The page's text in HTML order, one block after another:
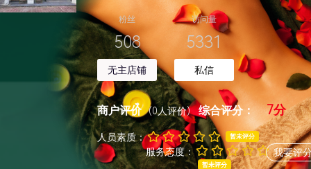
粉丝
508
无主店铺
访问量
5331
私信
商户评价 (0人评价)综合评分： 7分
人员素质： 暂未评分
服务态度：
暂未评分
我要评